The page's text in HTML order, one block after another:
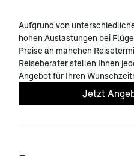
Aufgrund von
hohen Auslastungen bei
Preise an manchen
Reiseberater stellen Ihnen
Angebot für Ihren
Jetzt